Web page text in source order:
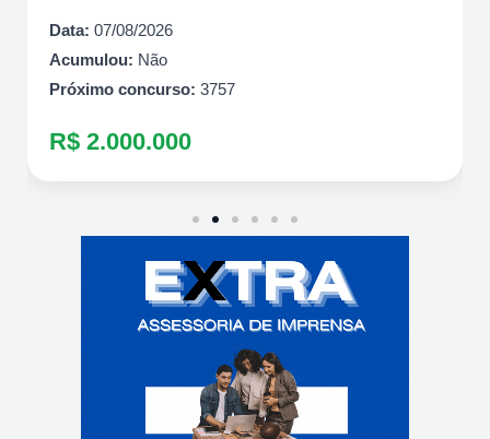
Data: 07/08/2026
Acumulou: Não
Próximo concurso: 3757
R$ 2.000.000